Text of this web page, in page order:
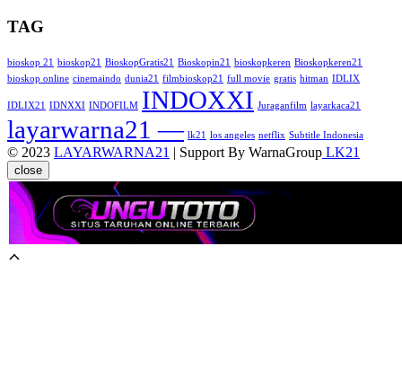
TAG
bioskop 21 bioskop21 BioskopGratis21 Bioskopin21 bioskopkeren Bioskopkeren21
bioskop online cinemaindo dunia21 filmbioskop21 full movie gratis hitman IDLIX
IDLIX21 IDNXXI INDOFILM INDOXXI Juraganfilm layarkaca21
layarwarna21 — lk21 los angeles netflix Subtitle Indonesia
© 2023 LAYARWARNA21 | Support By WarnaGroup LK21
close